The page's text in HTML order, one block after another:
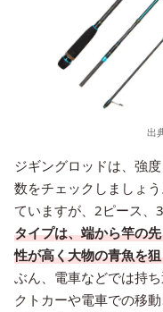
出
ジギングロッドは、強
数をチェックしましょ
ていますが、2ピース、
タイプは、端から竿の
性が高く大物の青魚を
ぶん、電車などでは持
クトカーや電車での移